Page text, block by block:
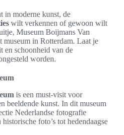
in moderne kunst, de
wilt verkennen of gewoon wilt
Museum Boijmans Van
museum in Rotterdam. Laat je
en schoonheid van de
worden.
is een must-visit voor
beeldende kunst. In dit museum
Nederlandse fotografie
foto’s tot hedendaagse